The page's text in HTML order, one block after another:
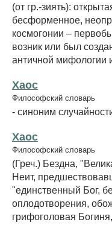
(от гр.-зиять):
бесформенное,
космогонии –
возник или был
античной мифологии
Хаос
Философский словарь
- синоним
Хаос
Философский словарь
(Греч.) Бездна,
Неит,
"единственный Бог,
оплодотворения,
грифоголовая